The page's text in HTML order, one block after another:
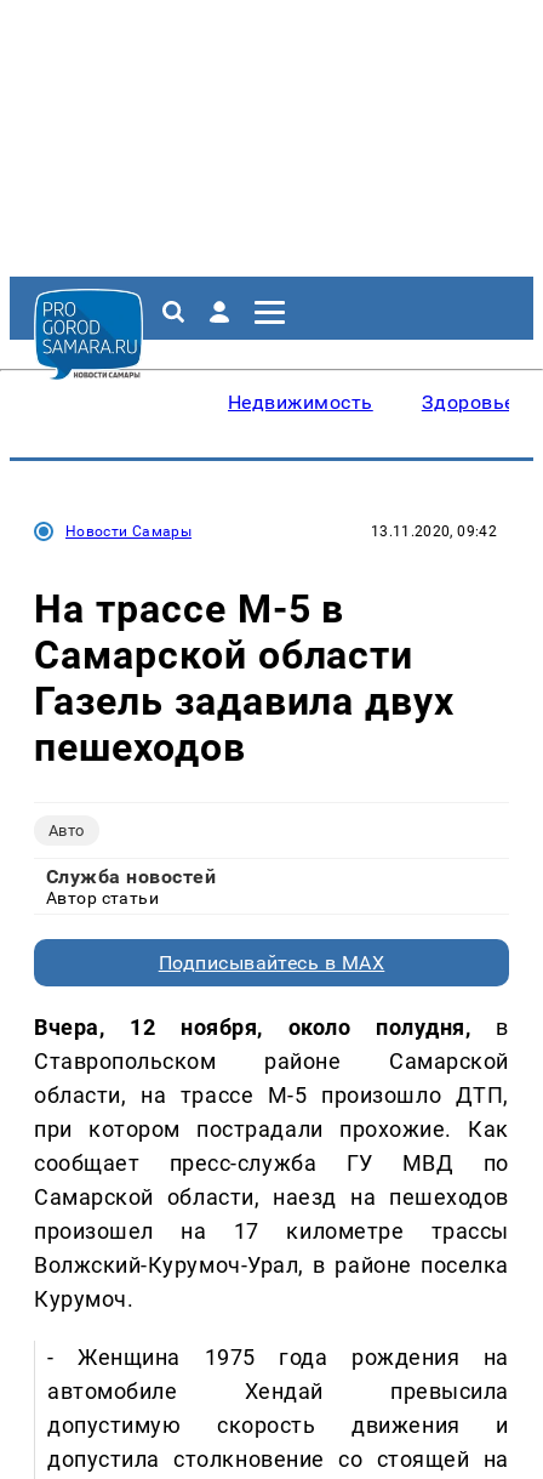
Недвижимость Здоровье
Новости Самары 13.11.2020, 09:42
На трассе М-5 в
Самарской области
Газель задавила двух
пешеходов
Авто
Служба новостей
Автор статьи
Подписывайтесь в MAX
Вчера, 12 ноября, около полудня, в
Ставропольском районе Самарской
области, на трассе М-5 произошло ДТП,
при котором пострадали прохожие. Как
сообщает пресс-служба ГУ МВД по
Самарской области, наезд на пешеходов
произошел на 17 километре трассы
Волжский-Курумоч-Урал, в районе поселка
Курумоч.
- Женщина 1975 года рождения на
автомобиле Хендай превысила
допустимую скорость движения и
допустила столкновение со стоящей на